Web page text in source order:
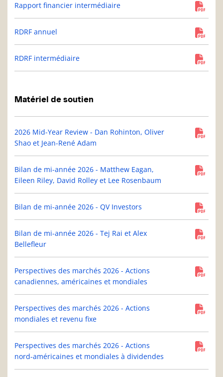
Rapport financier intermédiaire
RDRF annuel
RDRF intermédiaire
Matériel de soutien
2026 Mid-Year Review - Dan Rohinton, Oliver
Shao et Jean-René Adam
Bilan de mi-année 2026 - Matthew Eagan,
Eileen Riley, David Rolley et Lee Rosenbaum
Bilan de mi-année 2026 - QV Investors
Bilan de mi-année 2026 - Tej Rai et Alex
Bellefleur
Perspectives des marchés 2026 - Actions
canadiennes, américaines et mondiales
Perspectives des marchés 2026 - Actions
mondiales et revenu fixe
Perspectives des marchés 2026 - Actions
nord-américaines et mondiales à dividendes